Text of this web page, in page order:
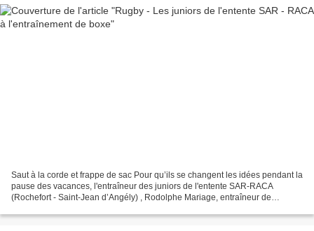
Saut à la corde et frappe de sac Pour qu’ils se changent les idées pendant la
pause des vacances, l'entraîneur des juniors de l'entente SAR-RACA
(Rochefort - Saint-Jean d’Angély) , Rodolphe Mariage, entraîneur de